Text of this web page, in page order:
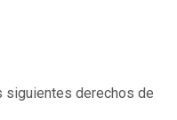
siguientes derechos de